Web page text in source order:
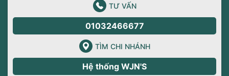
TƯ VẤN
01032466677
TÌM CHI NHÁNH
Hệ thống WJN'S